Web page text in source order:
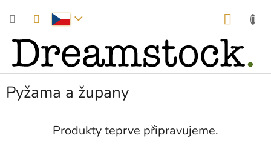
Pyžama a župany
Produkty teprve připravujeme.